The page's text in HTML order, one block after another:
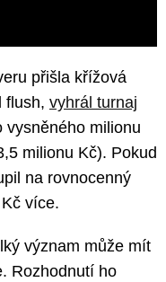
přišla křížová
flush, vyhrál turnaj
vysněného milionu
milionu Kč). Pokud
na rovnocenný
více.
význam může mít
Rozhodnutí ho